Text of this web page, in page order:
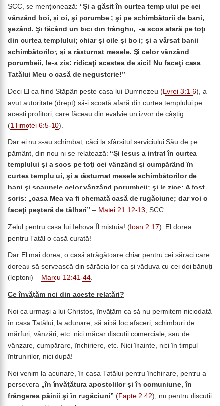
SCC, se menționează: “Şi a găsit în curtea templului pe cei
vânzând boi, şi oi, şi porumbei; şi pe schimbătorii de bani,
şezând. Şi făcând un bici din frânghii, i-a scos afară pe toţi
din curtea templului; chiar şi oile şi boii; şi a vărsat banii
schimbătorilor, şi a răsturnat mesele. Şi celor vânzând
porumbeii, le-a zis: ridicaţi acestea de aici! Nu faceţi casa
Tatălui Meu o casă de negustorie!”
Deci El ca fiind Stăpân peste casa lui Dumnezeu (Evrei 3:1-6), a
avut autoritate (drept) să-i scoată afară din curtea templului pe
acești profitori, care făceau din evalvie un izvor de câștig
(1Timotei 6:5-10).
Dar ei nu s-au schimbat, căci la sfârșitul serviciului Său de pe
pământ, din nou ni se relatează: “Şi Iesus a intrat în curtea
templului şi a scos pe toţi cei vânzând şi cumpărând în
curtea templului, şi a răsturnat mesele schimbătorilor de
bani şi scaunele celor vânzând porumbeii; şi le zice: A fost
scris: „casa Mea va fi chemată casă de rugăciune; dar voi o
faceţi peşteră de tâlhari” – Matei 21:12-13, SCC.
Zelul pentru casa lui Iehova Îl mistuia! (Ioan 2:17). El dorea
pentru Tatăl o casă curată!
Dar El mai dorea, o casă atrăgătoare chiar pentru cei săraci care
doreau să servească din sărăcia lor ca și văduva cu cei doi bănuți
(leptoni) – Marcu 12:41-44
Ce învățăm noi din aceste relatări?
Noi ca urmași a lui Christos, învățăm ca să nu permitem niciodată
în casa Tatălui, la adunare, să aibă loc afaceri, schimburi de
mărfuri, vânzări, etc. nici măcar discuții comerciale, sau de
vânzare, cumpărare, închiriere, etc. Nici înainte, nici în timpul
întrunirilor, nici după!
Noi venim la adunare, în casa Tatălui pentru închinare, pentru a
persevera „în învăţătura apostolilor şi în comuniune, în
frângerea pâinii şi în rugăciuni” (Fapte 2:42), nu pentru discuții